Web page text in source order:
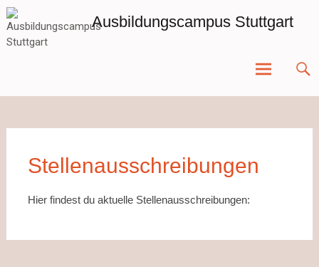
Zum
Inhalt
springen
Ausbildungscampus Stuttgart
Stellenausschreibungen
Hier findest du aktuelle Stellenausschreibungen: